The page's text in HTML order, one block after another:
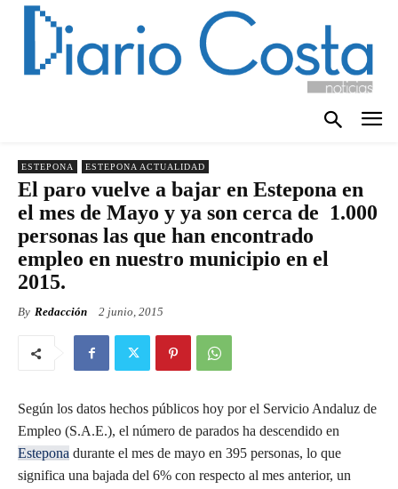
ESTEPONA ESTEPONA ACTUALIDAD
El paro vuelve a bajar en Estepona en
el mes de Mayo y ya son cerca de 1.000
personas las que han encontrado
empleo en nuestro municipio en el
2015.
By Redacción 2 junio, 2015
Según los datos hechos públicos hoy por el Servicio Andaluz de
Empleo (S.A.E.), el número de parados ha descendido en
Estepona durante el mes de mayo en 395 personas, lo que
significa una bajada del 6% con respecto al mes anterior, un